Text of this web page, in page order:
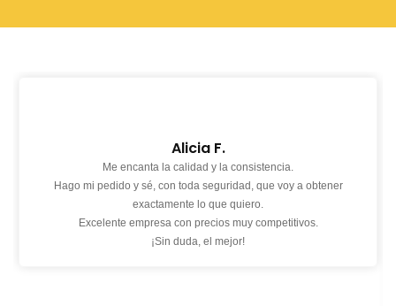
Alicia F.
Me encanta la calidad y la consistencia.
Hago mi pedido y sé, con toda seguridad, que voy a obtener
exactamente lo que quiero.
Excelente empresa con precios muy competitivos.
¡Sin duda, el mejor!